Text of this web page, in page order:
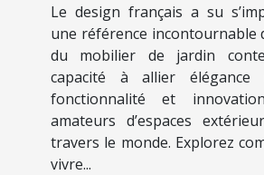
Le design français a su
une référence incontournable
du mobilier de jardin
capacité à allier élégance
fonctionnalité et
amateurs d’espaces
travers le monde. Explorez
vivre...